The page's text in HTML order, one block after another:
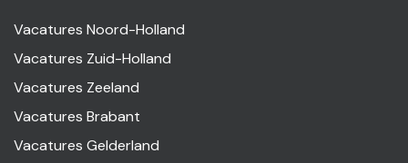
Vacatures Noord-Holland
Vacatures Zuid-Holland
Vacatures Zeeland
Vacatures Brabant
Vacatures Gelderland